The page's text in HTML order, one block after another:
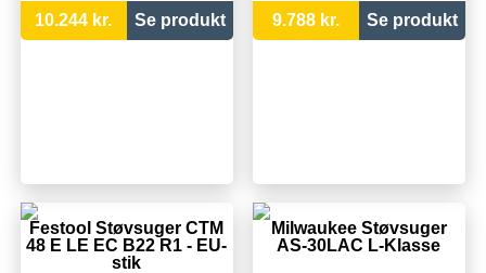
10.244 kr. Se produkt 9.788 kr. Se produkt
Festool Støvsuger CTM
48 E LE EC B22 R1 - EU-
stik
Milwaukee Støvsuger
AS-30LAC L-Klasse